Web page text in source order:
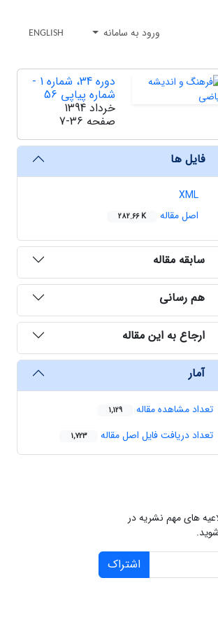
ورود به سامانه ENGLISH
دوره 34، شماره 1 -
شماره پیاپی 56
خرداد 1394
صفحه 7-36
فایل ها
XML
اصل مقاله
282.66 K
سابقه مقاله
هم رسانی
ارجاع به این مقاله
آمار
تعداد مشاهده مقاله 1,129
تعداد دریافت فایل اصل مقاله 1,723
های مهم نشریه در
اشتراک